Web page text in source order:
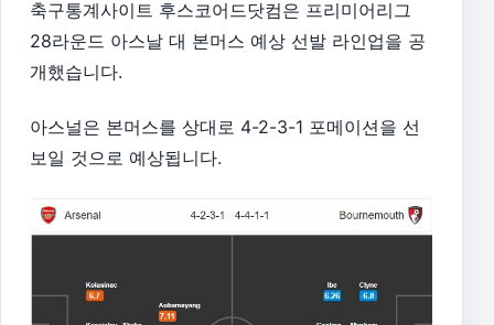
축구통계사이트 후스코어드닷컴은 프리미어리그
28라운드 아스날 대 본머스 예상 선발 라인업을 공
개했습니다.
아스널은 본머스를 상대로 4-2-3-1 포메이션을 선
보일 것으로 예상됩니다.